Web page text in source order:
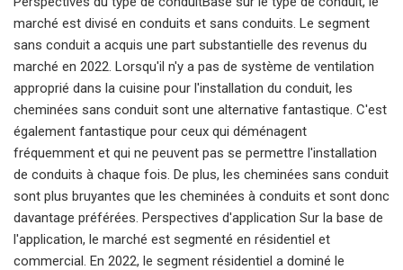
marché est divisé en conduits et sans conduits. Le segment
sans conduit a acquis une part substantielle des revenus du
marché en 2022. Lorsqu'il n'y a pas de système de ventilation
approprié dans la cuisine pour l'installation du conduit, les
cheminées sans conduit sont une alternative fantastique. C'est
également fantastique pour ceux qui déménagent
fréquemment et qui ne peuvent pas se permettre l'installation
de conduits à chaque fois. De plus, les cheminées sans conduit
sont plus bruyantes que les cheminées à conduits et sont donc
davantage préférées. Perspectives d'application Sur la base de
l'application, le marché est segmenté en résidentiel et
commercial. En 2022, le segment résidentiel a dominé le